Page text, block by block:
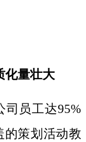
化量壮大
司员工达95%
的策划活动教